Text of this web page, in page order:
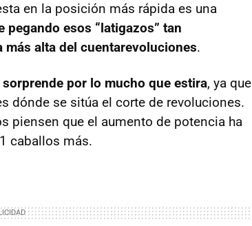
en la posición más rápida es una
pegando esos “latigazos” tan
alta del cuentarevoluciones.
por lo mucho que estira, ya que
dónde se sitúa el corte de revoluciones.
piensen que el aumento de potencia ha
caballos más.